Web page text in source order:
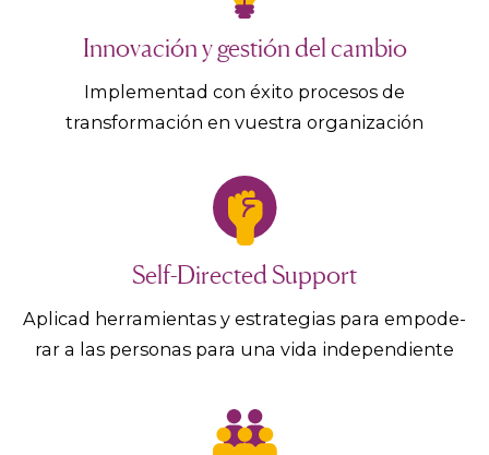
Innovación y gestión del cambio
Implementad con éxito procesos de
transformación en vuestra organización
Self-Directed Support
Aplicad herramientas y estrategias para empode-
rar a las personas para una vida independiente